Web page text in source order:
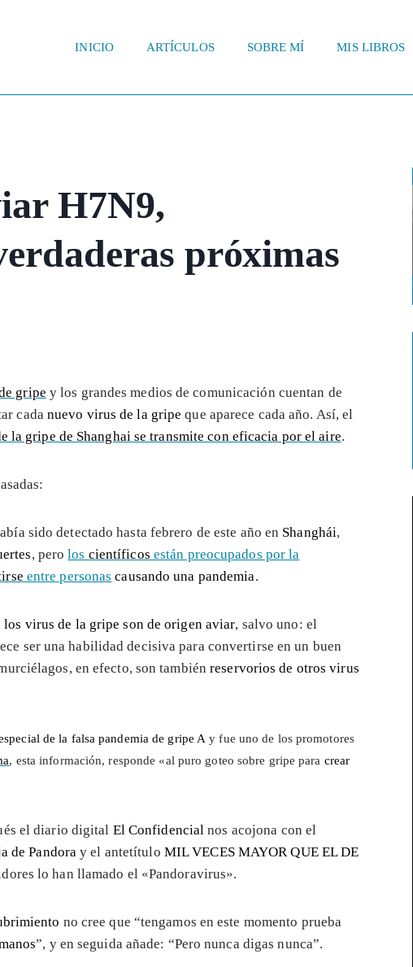
INICIO ARTÍCULOS SOBRE MÍ MIS LIBROS
H7N9,
próximas
gripe y los grandes medios de comunicación cuentan de
cada nuevo virus de la gripe que aparece cada año. Así, el
la gripe de Shanghai se transmite con eficacia por el aire.
sido detectado hasta febrero de este año en Shanghái,
, perolos científicos están preocupados por la
entre personas causando una pandemia.
los virus de la gripe son de origen aviar, salvo uno: el
ser una habilidad decisiva para convertirse en un buen
en efecto, son tambiénreservorios de otros virus
de la falsa pandemia de gripe A y fue uno de los promotores
, esta información, responde «al puro goteo sobre gripe para crear
el diario digital El Confidencial nos acojona con el
de Pandora y el antetítulo MIL VECES MAYOR QUE EL DE
lo han llamado el «Pandoravirus».
no cree que “tengamos en este momento prueba
”, y en seguida añade: “Pero nunca digas nunca”.